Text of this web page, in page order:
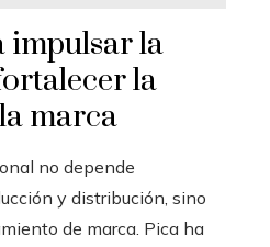
impulsar la
la
marca
no depende
y distribución, sino
de marca. Pica ha